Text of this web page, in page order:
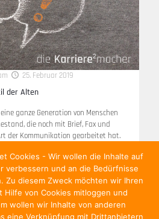
25. Februar 2019
der Alten
ganze Generation von Menschen
die noch mit Brief, Fax und
der Kommunikation gearbeitet hat.
Weiterlesen
Cookies - Wir wollen die Inhalte auf
verbessern und an die Bedürfnisse
Zu diesem Zweck möchten wir Ihren
Hilfe von Cookies mitloggen und
wollen wir Inhalte von anderen
eine Verknüpfung mit Drittanbietern